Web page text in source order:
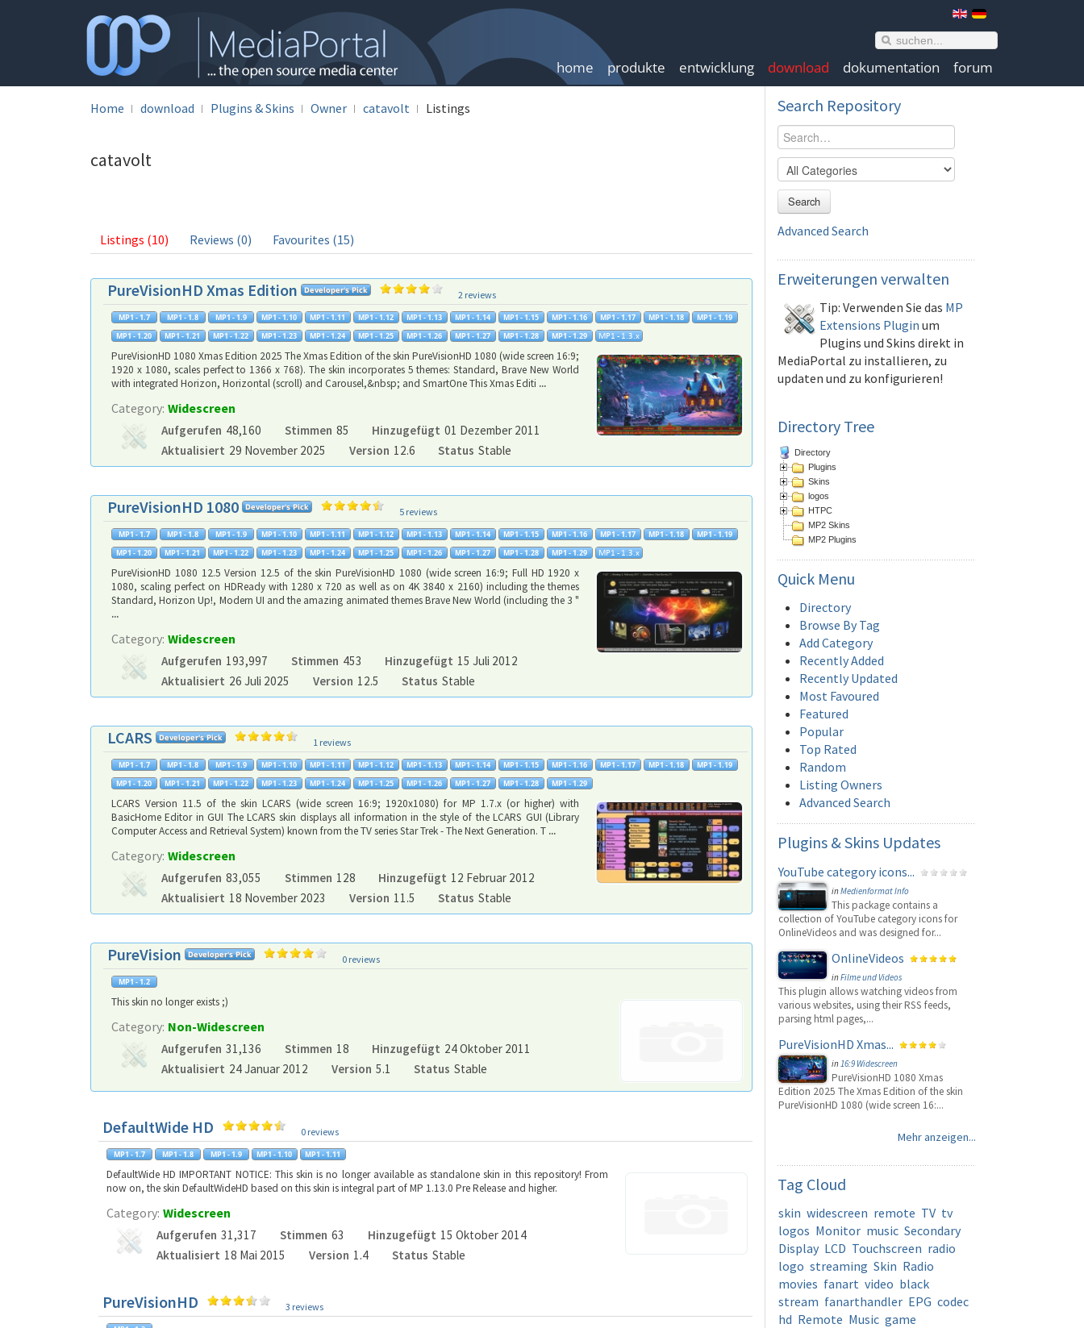
home produkte entwicklung download dokumentation forum
Home download Plugins & Skins Owner catavolt Listings
catavolt
Listings (10) Reviews (0) Favourites (15)
PureVisionHD Xmas Edition 2 reviews
PureVisionHD 1080 Xmas Edition 2025 The Xmas Edition of the skin PureVisionHD 1080 (wide screen 16:9;
1920 x 1080, scales perfect to 1366 x 768). The skin incorporates 5 themes: Standard, Brave New World
with integrated Horizon, Horizontal (scroll) and Carousel,&nbsp; and SmartOne This Xmas Editi ...
Category: Widescreen
Aufgerufen 48,160 Stimmen 85 Hinzugefügt 01 Dezember 2011
Aktualisiert 29 November 2025 Version 12.6 Status Stable
PureVisionHD 1080 5 reviews
PureVisionHD 1080 12.5 Version 12.5 of the skin PureVisionHD 1080 (wide screen 16:9; Full HD 1920 x
1080, scaling perfect on HDReady with 1280 x 720 as well as on 4K 3840 x 2160) including the themes
Standard, Horizon Up!, Modern UI and the amazing animated themes Brave New World (including the 3 "
...
Category: Widescreen
Aufgerufen 193,997 Stimmen 453 Hinzugefügt 15 Juli 2012
Aktualisiert 26 Juli 2025 Version 12.5 Status Stable
LCARS 1 reviews
LCARS Version 11.5 of the skin LCARS (wide screen 16:9; 1920x1080) for MP 1.7.x (or higher) with
BasicHome Editor in GUI The LCARS skin displays all information in the style of the LCARS GUI (Library
Computer Access and Retrieval System) known from the TV series Star Trek - The Next Generation. T ...
Category: Widescreen
Aufgerufen 83,055 Stimmen 128 Hinzugefügt 12 Februar 2012
Aktualisiert 18 November 2023 Version 11.5 Status Stable
PureVision 0 reviews
This skin no longer exists ;)
Category: Non-Widescreen
Aufgerufen 31,136 Stimmen 18 Hinzugefügt 24 Oktober 2011
Aktualisiert 24 Januar 2012 Version 5.1 Status Stable
DefaultWide HD 0 reviews
DefaultWide HD IMPORTANT NOTICE: This skin is no longer available as standalone skin in this repository! From
now on, the skin DefaultWideHD based on this skin is integral part of MP 1.13.0 Pre Release and higher.
Category: Widescreen
Aufgerufen 31,317 Stimmen 63 Hinzugefügt 15 Oktober 2014
Aktualisiert 18 Mai 2015 Version 1.4 Status Stable
PureVisionHD 3 reviews
Search Repository
Search
Advanced Search
Erweiterungen verwalten
Tip: Verwenden Sie das MP
Extensions Plugin um
Plugins und Skins direkt in
MediaPortal zu installieren, zu
updaten und zu konfigurieren!
Directory Tree
Directory
Plugins
Skins
logos
HTPC
MP2 Skins
MP2 Plugins
Quick Menu
Directory
Browse By Tag
Add Category
Recently Added
Recently Updated
Most Favoured
Featured
Popular
Top Rated
Random
Listing Owners
Advanced Search
Plugins & Skins Updates
YouTube category icons...
inMedienformat Info
This package contains a
collection of YouTube category icons for
OnlineVideos and was designed for...
OnlineVideos
inFilme und Videos
This plugin allows watching videos from
various websites, using their RSS feeds,
parsing html pages,...
PureVisionHD Xmas...
in16:9 Widescreen
PureVisionHD 1080 Xmas
Edition 2025 The Xmas Edition of the skin
PureVisionHD 1080 (wide screen 16:...
Mehr anzeigen...
Tag Cloud
skin widescreen remote TV tv
logos Monitor music Secondary
Display LCD Touchscreen radio
logo streaming Skin Radio
movies fanart video black
stream fanarthandler EPG codec
hd Remote Music game